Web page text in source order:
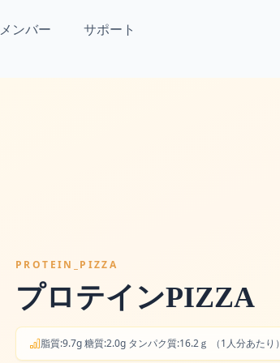
メンバー サポート
PROTEIN_PIZZA
プロテインPIZZA
脂質:9.7g 糖質:2.0g タンパク質:16.2ｇ （1人分あたり）